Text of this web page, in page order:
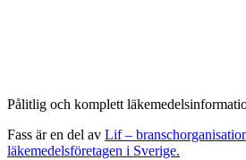
Pålitlig och komplett
Fass är en del av Lif –
läkemedelsföretagen i Sverige.